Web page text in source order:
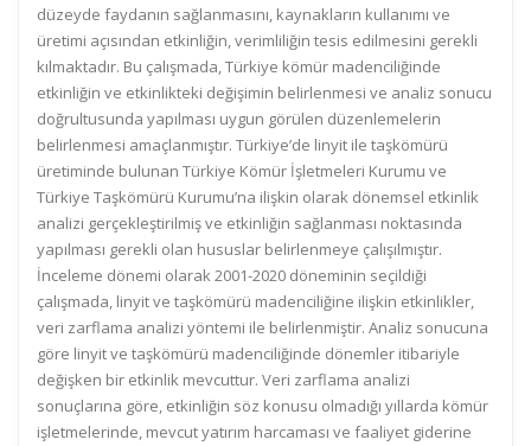
düzeyde faydanın sağlanmasını, kaynakların kullanımı ve
üretimi açısından etkinliğin, verimliliğin tesis edilmesini gerekli
kılmaktadır. Bu çalışmada, Türkiye kömür madenciliğinde
etkinliğin ve etkinlikteki değişimin belirlenmesi ve analiz sonucu
doğrultusunda yapılması uygun görülen düzenlemelerin
belirlenmesi amaçlanmıştır. Türkiye’de linyit ile taşkömürü
üretiminde bulunan Türkiye Kömür İşletmeleri Kurumu ve
Türkiye Taşkömürü Kurumu’na ilişkin olarak dönemsel etkinlik
analizi gerçekleştirilmiş ve etkinliğin sağlanması noktasında
yapılması gerekli olan hususlar belirlenmeye çalışılmıştır.
İnceleme dönemi olarak 2001-2020 döneminin seçildiği
çalışmada, linyit ve taşkömürü madenciliğine ilişkin etkinlikler,
veri zarflama analizi yöntemi ile belirlenmiştir. Analiz sonucuna
göre linyit ve taşkömürü madenciliğinde dönemler itibariyle
değişken bir etkinlik mevcuttur. Veri zarflama analizi
sonuçlarına göre, etkinliğin söz konusu olmadığı yıllarda kömür
işletmelerinde, mevcut yatırım harcaması ve faaliyet giderine